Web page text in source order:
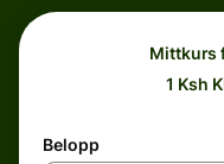
Mittkurs
1 Ksh
Belopp